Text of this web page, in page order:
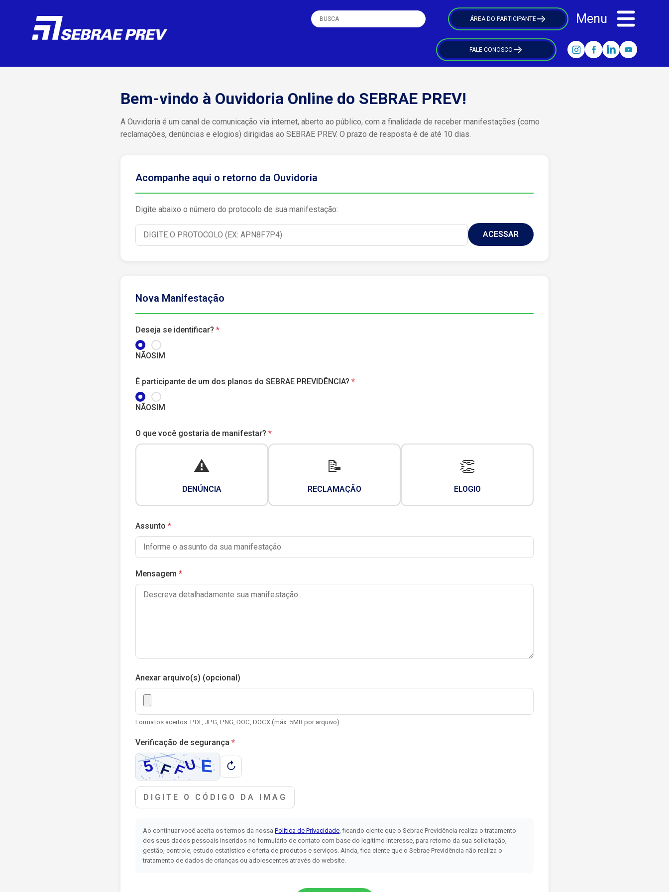
ÁREA DO PARTICIPANTE Menu
FALE CONOSCO
Bem-vindo à Ouvidoria Online do SEBRAE PREV!
A Ouvidoria é um canal de comunicação via internet, aberto ao público, com a finalidade de receber manifestações (como
reclamações, denúncias e elogios) dirigidas ao SEBRAE PREV. O prazo de resposta é de até 10 dias.
Acompanhe aqui o retorno da Ouvidoria
Digite abaixo o número do protocolo de sua manifestação:
ACESSAR
Nova Manifestação
Deseja se identificar?
NÃOSIM
É participante de um dos planos do SEBRAE PREVIDÊNCIA?
NÃOSIM
O que você gostaria de manifestar?
⚠️
DENÚNCIA
📝
RECLAMAÇÃO
👏
ELOGIO
Assunto
Mensagem
Anexar arquivo(s) (opcional)
Formatos aceitos: PDF, JPG, PNG, DOC, DOCX (máx. 5MB por arquivo)
Verificação de segurança
↻
Ao continuar você aceita os termos da nossa Política de Privacidade, ficando ciente que o Sebrae Previdência realiza o tratamento
dos seus dados pessoais inseridos no formulário de contato com base do legítimo interesse, para retorno da sua solicitação,
gestão, controle, estudo estatístico e oferta de produtos e serviços. Ainda, fica ciente que o Sebrae Previdência não realiza o
tratamento de dados de crianças ou adolescentes através do website.